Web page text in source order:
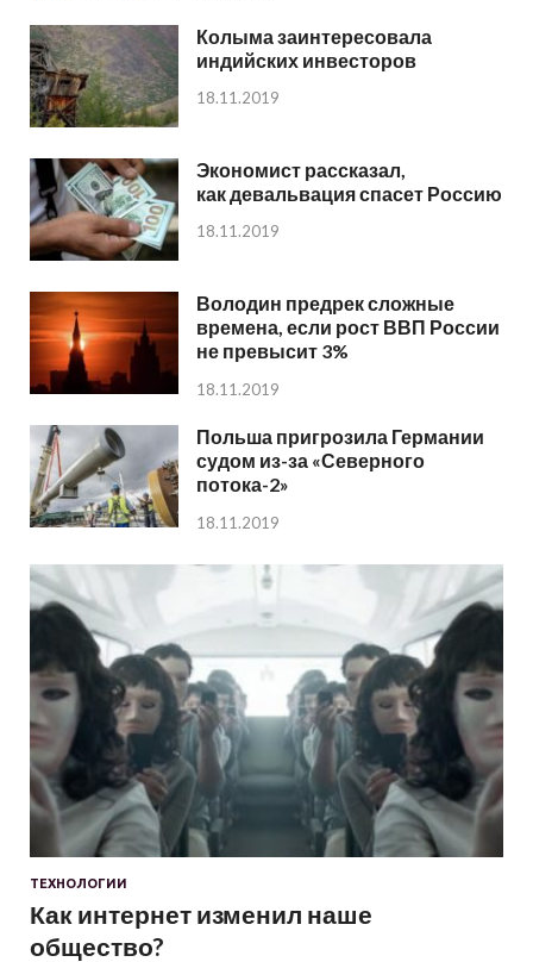
Колыма заинтересовала
индийских инвесторов
18.11.2019
Экономист рассказал,
как девальвация спасет Россию
18.11.2019
Володин предрек сложные
времена, если рост ВВП России
не превысит 3%
18.11.2019
Польша пригрозила Германии
судом из-за «Северного
потока-2»
18.11.2019
ТЕХНОЛОГИИ
Как интернет изменил наше
общество?